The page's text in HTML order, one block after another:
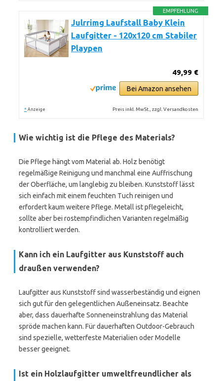
EMPFEHLUNG
Julrrimg Laufstall Baby Klein
Laufgitter - 120x120 cm Stabiler
Playpen
49,99 €
Bei Amazon ansehen
* Anzeige Preis inkl. MwSt., zzgl. Versandkosten
Wie wichtig ist die Pflege des Materials?
Die Pflege hängt vom Material ab. Holz benötigt
regelmäßige Reinigung und manchmal eine Auffrischung
der Oberfläche, um langlebig zu bleiben. Kunststoff lässt
sich einfach mit einem feuchten Tuch reinigen und
erfordert kaum weitere Pflege. Metall ist pflegeleicht,
sollte aber bei rostempfindlichen Varianten regelmäßig
kontrolliert werden.
Kann ich ein Laufgitter aus Kunststoff auch
draußen verwenden?
Laufgitter aus Kunststoff sind wasserbeständig und eignen
sich gut für den gelegentlichen Außeneinsatz. Beachte
aber, dass dauerhafte Sonneneinstrahlung das Material
spröde machen kann. Für dauerhaften Outdoor-Gebrauch
sind spezielle, wetterfeste Materialien oder Modelle
besser geeignet.
Ist ein Holzlaufgitter umweltfreundlicher als